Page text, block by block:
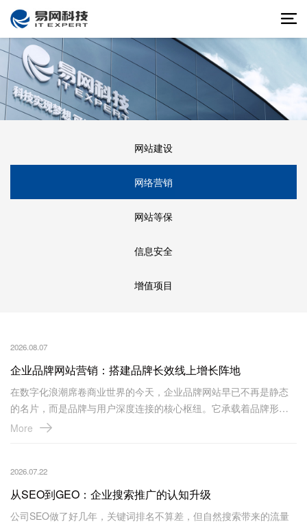
网站建设
网络营销
网站等保
信息安全
增值项目
2026.08.07
企业品牌网站营销：搭建品牌长效线上增长阵地
在数字化浪潮席卷商业世界的今天，企业品牌网站早已不再是静态
的名片，而是品牌与用户深度连接的核心枢纽。它承载着品牌形象
的塑造、价值主张的传递，更肩负着驱动业务长效增长的战略使
More
2026.07.22
从SEO到GEO：企业搜索推广的认知升级
公司SEO做了好几年，关键词排名不算差，但自然搜索带来的流量